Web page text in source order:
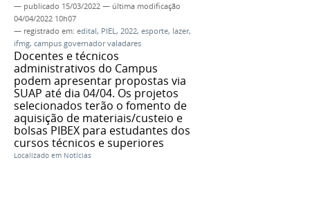
— publicado 15/03/2022 — última modificação
04/04/2022 10h07
— registrado em: edital, PIEL, 2022, esporte, lazer,
ifmg, campus governador valadares
Docentes e técnicos
administrativos do Campus
podem apresentar propostas via
SUAP até dia 04/04. Os projetos
selecionados terão o fomento de
aquisição de materiais/custeio e
bolsas PIBEX para estudantes dos
cursos técnicos e superiores
Localizado em Notícias